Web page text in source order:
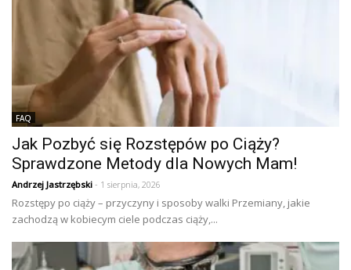
FAQ
Jak Pozbyć się Rozstępów po Ciąży?
Sprawdzone Metody dla Nowych Mam!
Andrzej Jastrzębski - 1 sierpnia, 2026
Rozstępy po ciąży – przyczyny i sposoby walki Przemiany, jakie
zachodzą w kobiecym ciele podczas ciąży,...